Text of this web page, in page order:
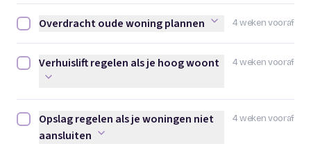
4 weken vooraf
Overdracht oude woning plannen afvinken
Overdracht oude woning plannen
4 weken vooraf
Verhuislift regelen als je hoog woont afvinken
Verhuislift regelen als je hoog woont
4 weken vooraf
Opslag regelen als je woningen niet aansluiten afvinken
Opslag regelen als je woningen niet
aansluiten